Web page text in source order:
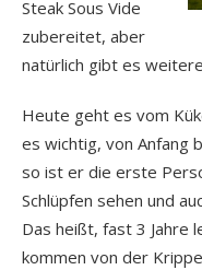
Steak Sous Vide
zubereitet, aber
natürlich gibt es
Heute geht es vom
es wichtig, von Anfang
so ist er die erste
Schlüpfen sehen und
Das heißt, fast 3 Jahre
kommen von der